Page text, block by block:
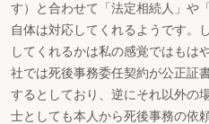
す）と合わせて「法定相続人」や
自体は対応してくれるようです。
してくれるかは私の感覚ではもは
社では死後事務委任契約が公正証
するとしており、逆にそれ以外の
士としても本人から死後事務の依